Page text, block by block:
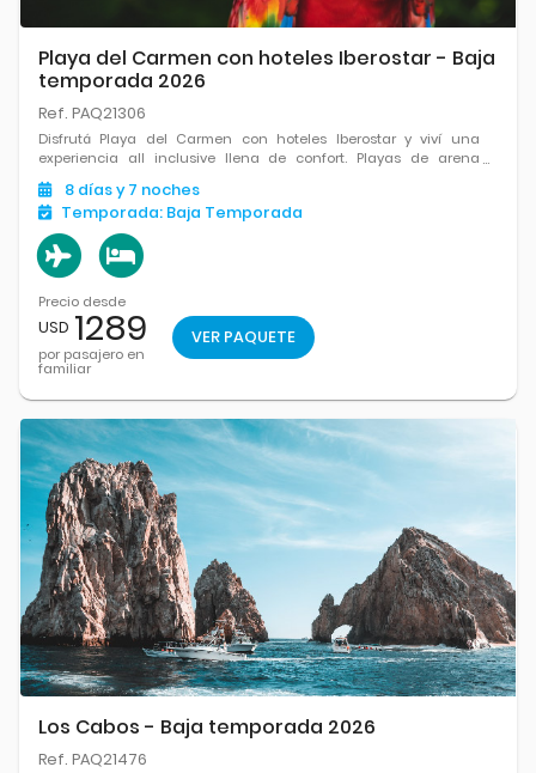
Playa del Carmen con hoteles Iberostar - Baja
temporada 2026
Ref. PAQ21306
Disfrutá Playa del Carmen con hoteles Iberostar y viví una
experiencia all inclusive llena de confort. Playas de arena
blanca, mar turquesa, excelente gastronomía y el equilibrio
perfecto entre relax y diversión en el Caribe.
8 díasy 7 noches
Temporada: Baja Temporada
Precio desde
USD 1289
por pasajero en
familiar
VER PAQUETE
Los Cabos - Baja temporada 2026
Ref. PAQ21476